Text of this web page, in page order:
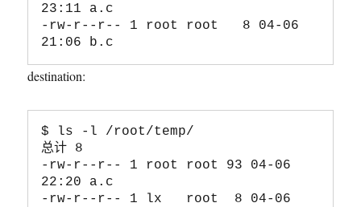
23:11 a.c
-rw-r--r-- 1 root root   8 04-06
destination:
$ ls -l /root/temp/
总计 8
-rw-r--r-- 1 root root 93 04-06
22:20 a.c
-rw-r--r-- 1 lx   root  8 04-06